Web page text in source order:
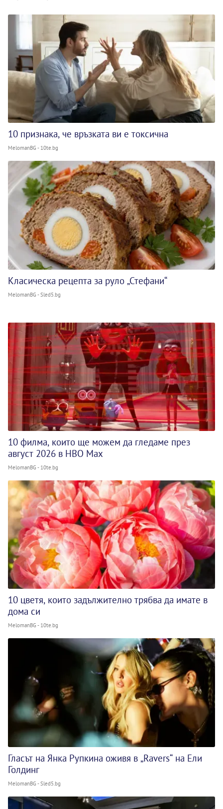
10 признака, че връзката ви е токсична
MelomanBG - 10te.bg
Класическа рецепта за руло „Стефани“
MelomanBG - Sled5.bg
10 филма, които ще можем да гледаме през
август 2026 в HBO Max
MelomanBG - 10te.bg
10 цветя, които задължително трябва да имате в
дома си
MelomanBG - 10te.bg
Гласът на Янка Рупкина оживя в „Ravers“ на Ели
Голдинг
MelomanBG - Sled5.bg